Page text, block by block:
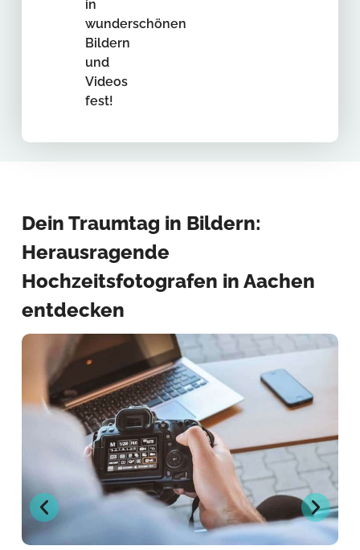
in
wunderschönen
Bildern
und
Videos
fest!
Dein Traumtag in Bildern:
Herausragende
Hochzeitsfotografen in Aachen
entdecken